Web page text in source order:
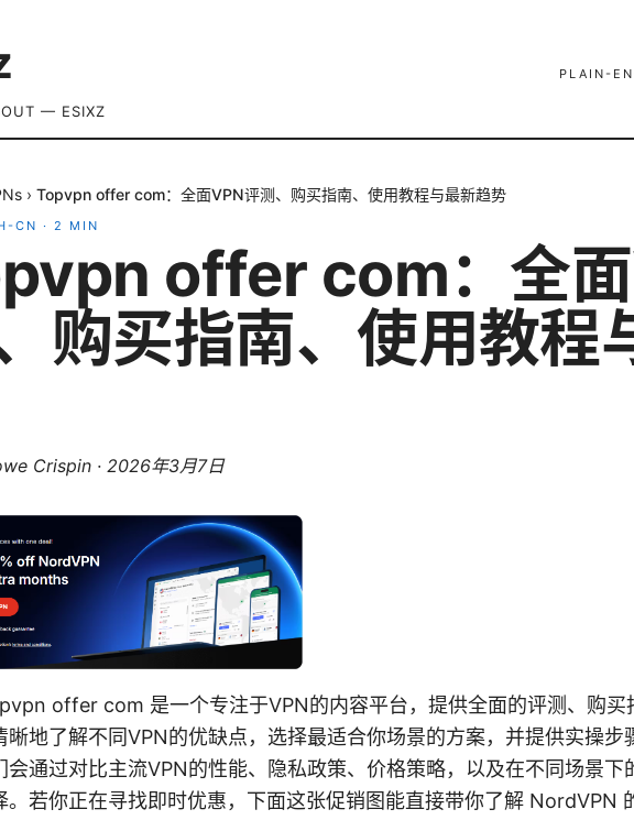
PLAIN-
— ESIXZ
› Topvpn offer com：全面VPN评测、购买指南、使用教程与最新趋势
CN · 2 MIN
offer com：全
购买指南、使用教程
Crispin · 2026年3月7日
offer com 是一个专注于VPN的内容平台，提供全面的评测、购买
晰地了解不同VPN的优缺点，选择最适合你场景的方案，并提供实操步
会通过对比主流VPN的性能、隐私政策、价格策略，以及在不同场景下
。若你正在寻找即时优惠，下面这张促销图能直接带你了解 NordVPN